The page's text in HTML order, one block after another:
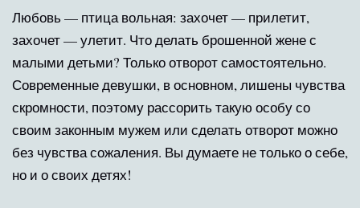
Любовь — птица вольная: захочет — прилетит,
захочет — улетит. Что делать брошенной жене с
малыми детьми? Только отворот самостоятельно.
Современные девушки, в основном, лишены чувства
скромности, поэтому рассорить такую особу со
своим законным мужем или сделать отворот можно
без чувства сожаления. Вы думаете не только о себе,
но и о своих детях!